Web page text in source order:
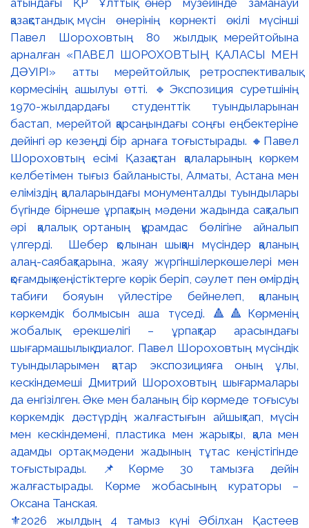
⚜️2026 жылдың 4 тамыз күні Әбілхан Қастеев